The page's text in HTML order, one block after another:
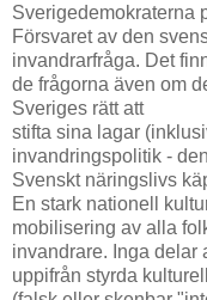
Sverigedemokraterna
Försvaret av den
invandrarfråga. Det
de frågorna även om
Sveriges rätt att
stifta sina lagar
invandringspolitik -
Svenskt näringslivs
En stark nationell
mobilisering av alla
invandrare. Inga delar
uppifrån styrda